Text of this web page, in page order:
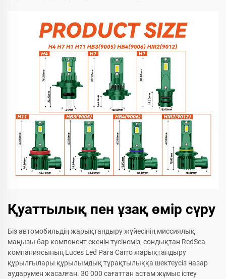
Қуаттылық пен ұзақ өмір сүру
Біз автомобильдің жарықтандыру жүйесінің миссиялық
маңызы бар компонент екенін түсінеміз, сондықтан RedSea
компаниясының Luces Led Para Carro жарықтандыру
құрылғылары құрылымдық тұрақтылыққа шектеусіз назар
аударумен жасалған. 30 000 сағаттан астам жұмыс істеу